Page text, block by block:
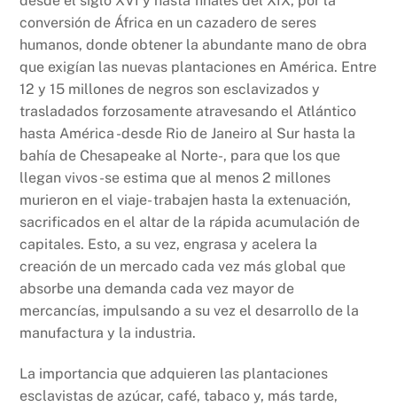
conversión de África en un cazadero de seres
humanos, donde obtener la abundante mano de obra
que exigían las nuevas plantaciones en América. Entre
12 y 15 millones de negros son esclavizados y
trasladados forzosamente atravesando el Atlántico
hasta América -desde Rio de Janeiro al Sur hasta la
bahía de Chesapeake al Norte-, para que los que
llegan vivos -se estima que al menos 2 millones
murieron en el viaje- trabajen hasta la extenuación,
sacrificados en el altar de la rápida acumulación de
capitales. Esto, a su vez, engrasa y acelera la
creación de un mercado cada vez más global que
absorbe una demanda cada vez mayor de
mercancías, impulsando a su vez el desarrollo de la
manufactura y la industria.
La importancia que adquieren las plantaciones
esclavistas de azúcar, café, tabaco y, más tarde,